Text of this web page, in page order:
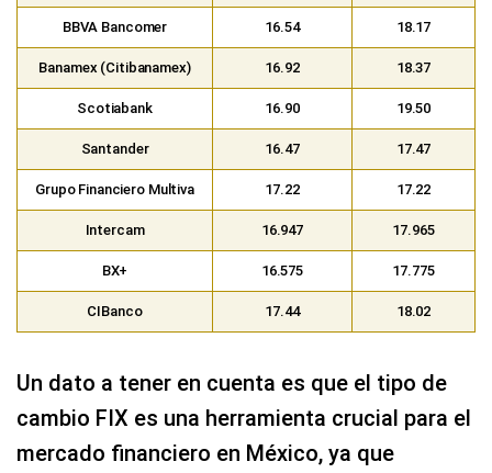
BBVA Bancomer 16.54 18.17
Banamex (Citibanamex) 16.92 18.37
Scotiabank 16.90 19.50
Santander 16.47 17.47
Grupo Financiero Multiva 17.22 17.22
Intercam 16.947 17.965
BX+ 16.575 17.775
CIBanco 17.44 18.02
Un dato a tener en cuenta es que el tipo de
cambio FIX es una herramienta crucial para el
mercado financiero en México, ya que